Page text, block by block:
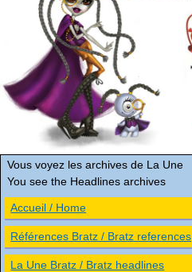
Vous voyez les archives de La Une
You see the Headlines archives
Accueil / Home
Références Bratz / Bratz references
La Une Bratz / Bratz headlines